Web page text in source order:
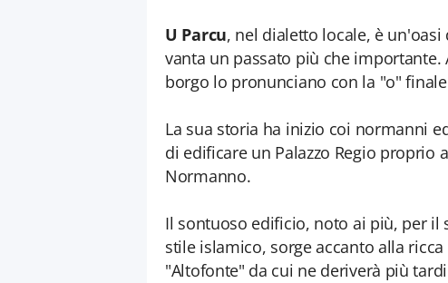
U Parcu, nel dialetto locale, è
vanta un passato più che
borgo lo pronunciano con la "o"
La sua storia ha inizio coi normanni
di edificare un Palazzo Regio proprio
Normanno.
Il sontuoso edificio, noto ai più, per
stile islamico, sorge accanto alla
"Altofonte" da cui ne deriverà più